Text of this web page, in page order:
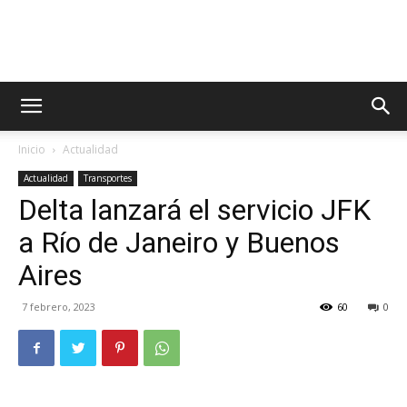
Radio
Turística
Inicio Actualidad
Actualidad Transportes
Delta lanzará el servicio JFK
a Río de Janeiro y Buenos
Aires
7 febrero, 2023 0
60